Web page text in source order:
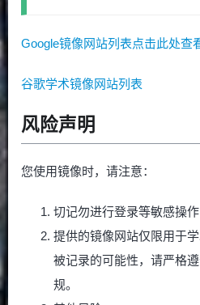
Google镜像网站列表点击此处查
谷歌学术镜像网站列表
风险声明
您使用镜像时，请注意：
切记勿进行登录等敏感操作
提供的镜像网站仅限用于
被记录的可能性，请严格
规。